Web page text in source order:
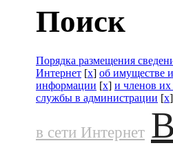
Поиск
Порядка размещения
Интернет [x] об имуществе
информации [x] и членов их
службы в администрации [x]
в сети Интернет